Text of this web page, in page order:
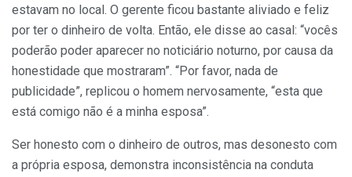
estavam no local. O gerente ficou bastante aliviado e feliz
por ter o dinheiro de volta. Então, ele disse ao casal: “vocês
poderão poder aparecer no noticiário noturno, por causa da
honestidade que mostraram”. “Por favor, nada de
publicidade”, replicou o homem nervosamente, “esta que
está comigo não é a minha esposa”.
Ser honesto com o dinheiro de outros, mas desonesto com
a própria esposa, demonstra inconsistência na conduta